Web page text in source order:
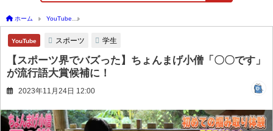
ホーム YouTube
YouTube スポーツ 学生
【スポーツ界でバズった】ちょんまげ小僧「〇〇です」
が流行語大賞候補に！
2023年11月24日 12:00